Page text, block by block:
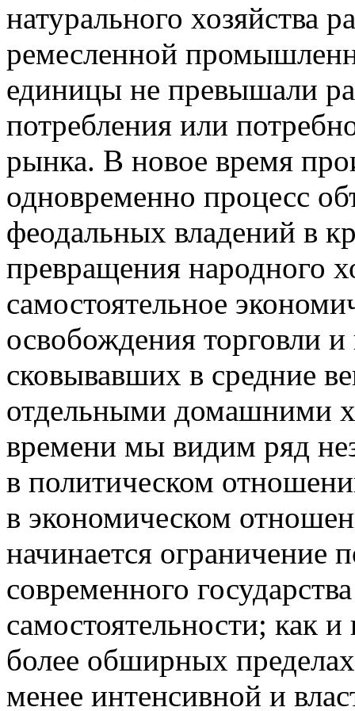
натурального хозяйства
ремесленной
единицы не превышали
потребления или
рынка. В новое время
одновременно процесс
феодальных владений в
превращения народного
самостоятельное
освобождения торговли
сковывавших в средние
отдельными домашними
времени мы видим ряд
в политическом
в экономическом
начинается ограничение
современного
самостоятельности; как и
более обширных
менее интенсивной и